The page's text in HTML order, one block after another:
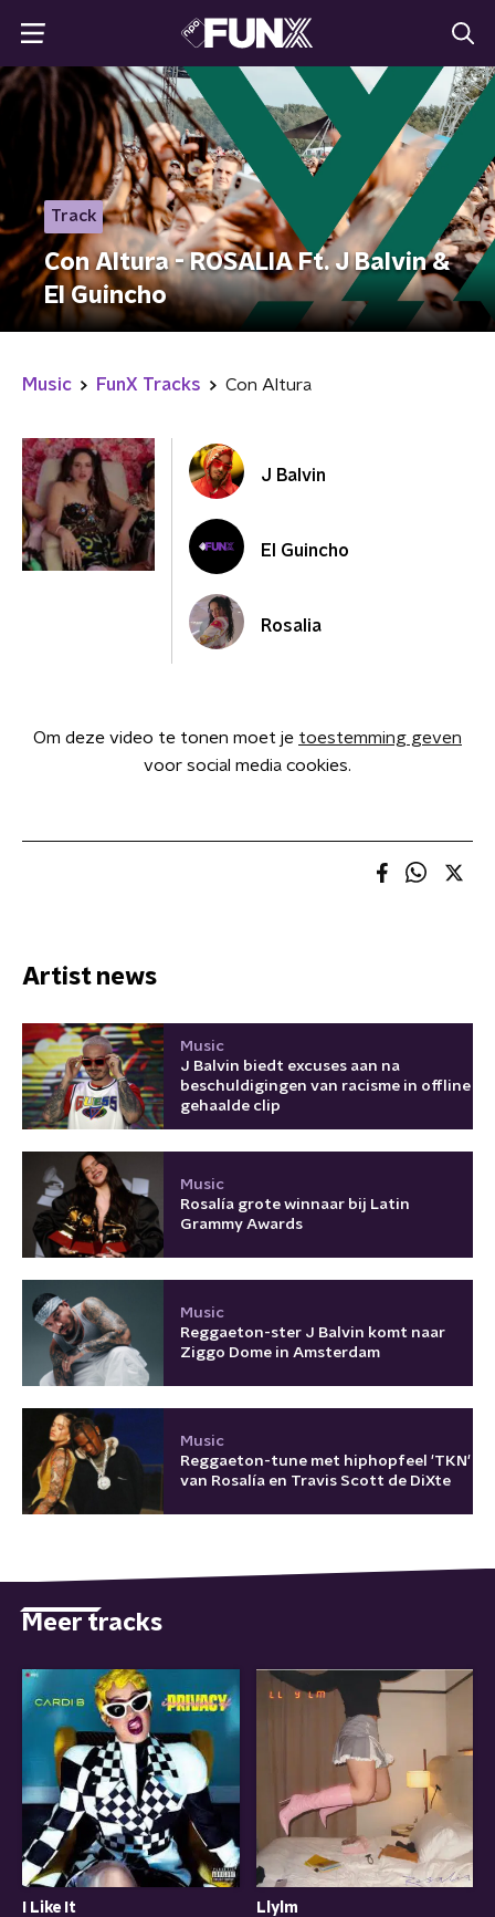
Track
Con Altura - ROSALIA Ft. J Balvin &
El Guincho
Music FunX Tracks Con Altura
J Balvin
El Guincho
Rosalia
Om deze video te tonen moet je toestemming geven
voor social media cookies.
Artist news
Music
J Balvin biedt excuses aan na
beschuldigingen van racisme in offline
gehaalde clip
Music
Rosalía grote winnaar bij Latin
Grammy Awards
Music
Reggaeton-ster J Balvin komt naar
Ziggo Dome in Amsterdam
Music
Reggaeton-tune met hiphopfeel 'TKN'
van Rosalía en Travis Scott de DiXte
Meer tracks
I Like It
Llylm